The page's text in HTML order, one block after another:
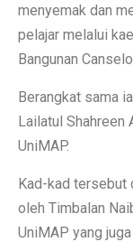
menyemak dan
pelajar melalui
Bangunan
Berangkat sama
Lailatul Shahreen
UniMAP.
Kad-kad tersebut
oleh Timbalan
UniMAP yang